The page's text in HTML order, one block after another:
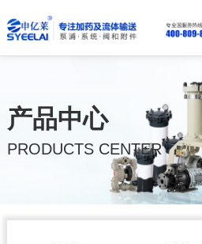
产品中心
PRODUCTS CENTER